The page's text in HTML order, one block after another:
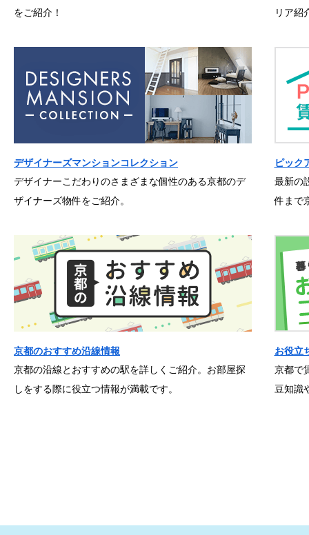
をご紹介！
リア紹
デザイナーズマンションコレクション
デザイナーこだわりのさまざまな個性のある京都のデ
ザイナーズ物件をご紹介。
ピック
最新の
件まで
京都のおすすめ沿線情報
京都の沿線とおすすめの駅を詳しくご紹介。お部屋探
しをする際に役立つ情報が満載です。
お役立
京都で
豆知識